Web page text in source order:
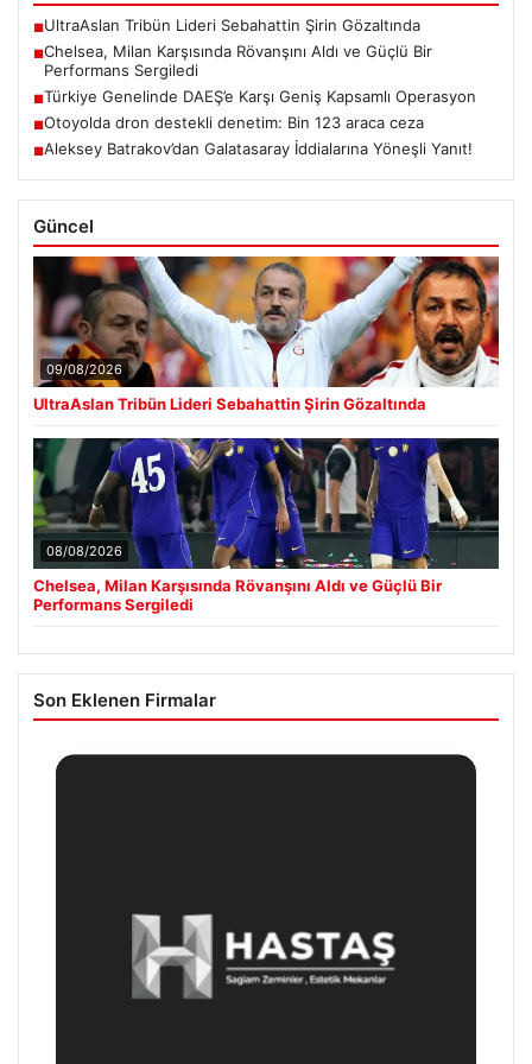
■UltraAslan Tribün Lideri Sebahattin Şirin Gözaltında
■Chelsea, Milan Karşısında Rövanşını Aldı ve Güçlü Bir
Performans Sergiledi
■Türkiye Genelinde DAEŞ’e Karşı Geniş Kapsamlı Operasyon
■Otoyolda dron destekli denetim: Bin 123 araca ceza
■Aleksey Batrakov’dan Galatasaray İddialarına Yöneşli Yanıt!
Güncel
09/08/2026
UltraAslan Tribün Lideri Sebahattin Şirin Gözaltında
08/08/2026
Chelsea, Milan Karşısında Rövanşını Aldı ve Güçlü Bir
Performans Sergiledi
Son Eklenen Firmalar